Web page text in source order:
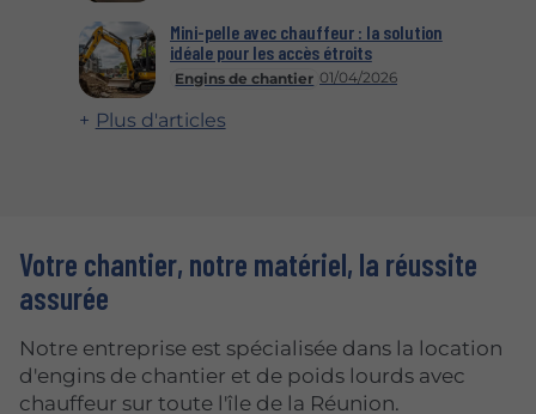
Engins de chantier 01/04/2026
Mini-pelle avec chauffeur : la solution
idéale pour les accès étroits
Plus d'articles
Votre chantier, notre matériel, la réussite
assurée
Notre entreprise est spécialisée dans la location
d'engins de chantier et de poids lourds avec
chauffeur sur toute l'île de la Réunion.